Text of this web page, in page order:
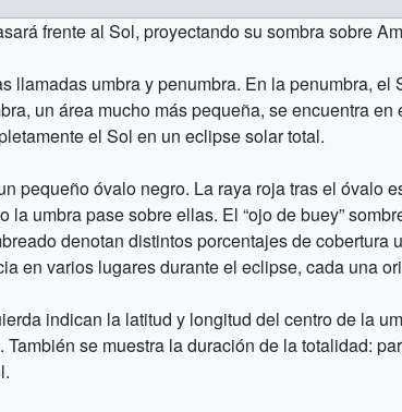
frente al Sol, proyectando su sombra sobre
llamadas umbra y penumbra. En la penumbra,
un área mucho más pequeña, se encuentra
el Sol en un eclipse solar total.
pequeño óvalo negro. La raya roja tras el óvalo
umbra pase sobre ellas. El “ojo de buey”
denotan distintos porcentajes de
en varios lugares durante el eclipse, cada una
indican la latitud y longitud del centro de la
se muestra la duración de la totalidad: